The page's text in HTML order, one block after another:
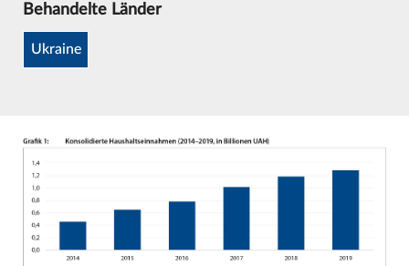
Behandelte Länder
Ukraine